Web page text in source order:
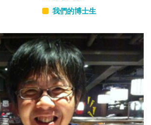
我們的博士生